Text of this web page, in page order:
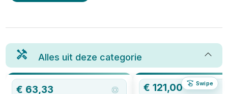
Alles uit deze categorie
Swipe
€ 63,33 €121,00